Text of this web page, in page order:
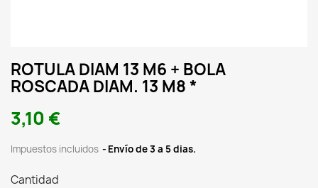
ROTULA DIAM 13 M6 + BOLA
ROSCADA DIAM. 13 M8 *
3,10 €
Impuestos incluidos Envío de 3 a 5 dias.
Cantidad